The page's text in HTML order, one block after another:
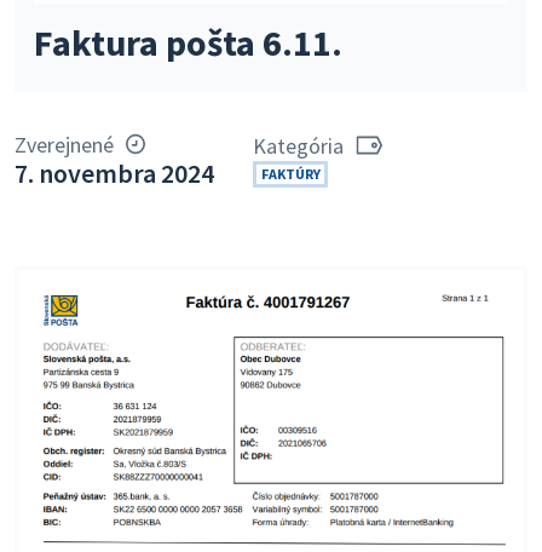
Faktura pošta 6.11.
Zverejnené
7. novembra 2024
Kategória
FAKTÚRY